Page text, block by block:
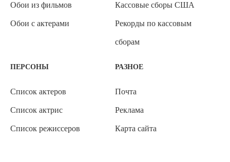
Обои из фильмов
Обои с актерами
Кассовые сборы США
Рекорды по кассовым
сборам
ПЕРСОНЫ
Список актеров
Список актрис
Список режиссеров
РАЗНОЕ
Почта
Реклама
Карта сайта